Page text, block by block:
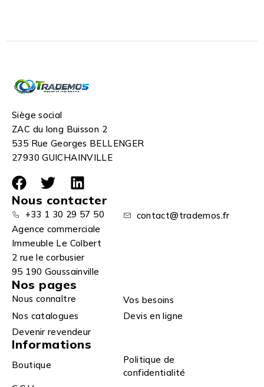
Siège social
ZAC du long Buisson 2
535 Rue Georges BELLENGER
27930 GUICHAINVILLE
Nous contacter
+33 1 30 29 57 50
contact@trademos.fr
Agence commerciale
Immeuble Le Colbert
2 rue le corbusier
95 190 Goussainville
Nos pages
Nous connaître
Vos besoins
Nos catalogues
Devis en ligne
Devenir revendeur
Informations
Boutique
Politique de
confidentialité